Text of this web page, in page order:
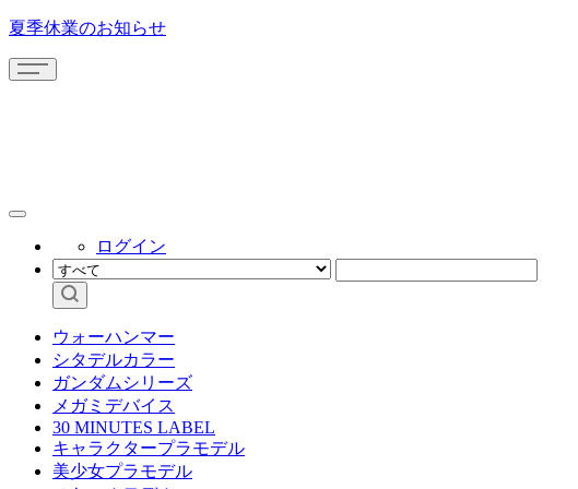
夏季休業のお知らせ
ログイン
ウォーハンマー
シタデルカラー
ガンダムシリーズ
メガミデバイス
30 MINUTES LABEL
キャラクタープラモデル
美少女プラモデル